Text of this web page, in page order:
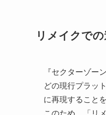
リメイクで
『セクターゾー
どの現行プラッ
に再現すること
このため、「リ